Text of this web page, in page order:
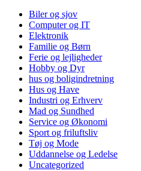
Biler og sjov
Computer og IT
Elektronik
Familie og Børn
Ferie og lejligheder
Hobby og Dyr
hus og boligindretning
Hus og Have
Industri og Erhverv
Mad og Sundhed
Service og Økonomi
Sport og friluftsliv
Tøj og Mode
Uddannelse og Ledelse
Uncategorized